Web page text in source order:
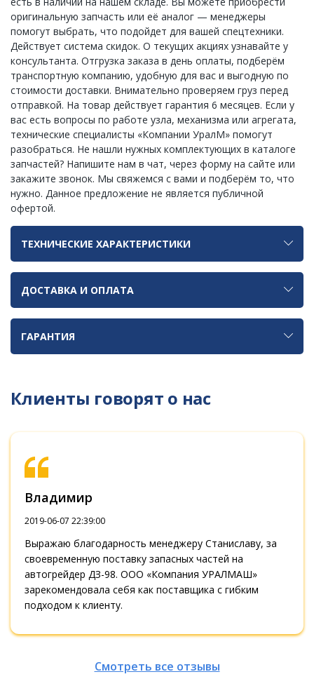
оригинальную запчасть или её аналог — менеджеры
помогут выбрать, что подойдет для вашей спецтехники.
Действует система скидок. О текущих акциях узнавайте у
консультанта. Отгрузка заказа в день оплаты, подберём
транспортную компанию, удобную для вас и выгодную по
стоимости доставки. Внимательно проверяем груз перед
отправкой. На товар действует гарантия 6 месяцев. Если у
вас есть вопросы по работе узла, механизма или агрегата,
технические специалисты «Компании УралМ» помогут
разобраться. Не нашли нужных комплектующих в каталоге
запчастей? Напишите нам в чат, через форму на сайте или
закажите звонок. Мы свяжемся с вами и подберём то, что
нужно. Данное предложение не является публичной
офертой.
ТЕХНИЧЕСКИЕ ХАРАКТЕРИСТИКИ
ДОСТАВКА И ОПЛАТА
ГАРАНТИЯ
Клиенты говорят о нас
Владимир
2019-06-07 22:39:00
Выражаю благодарность менеджеру Станиславу, за
своевременную поставку запасных частей на
автогрейдер ДЗ-98. ООО «Компания УРАЛМАШ»
зарекомендовала себя как поставщика с гибким
подходом к клиенту.
Смотреть все отзывы